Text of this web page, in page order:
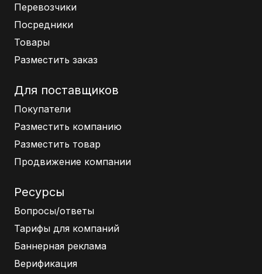
Перевозчики
Посредники
Товары
Разместить заказ
Для поставщиков
Покупатели
Разместить компанию
Разместить товар
Продвижение компании
Ресурсы
Вопросы/ответы
Тарифы для компаний
Баннерная реклама
Верификация